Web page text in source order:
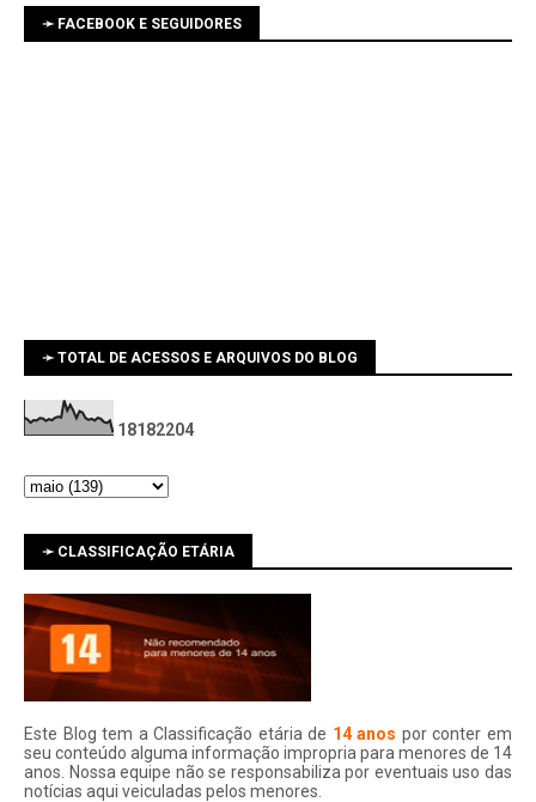
➛ FACEBOOK E SEGUIDORES
➛ TOTAL DE ACESSOS E ARQUIVOS DO BLOG
18182204
➛ CLASSIFICAÇÃO ETÁRIA
Este Blog tem a Classificação etária de 14 anos por conter em
seu conteúdo alguma informação impropria para menores de 14
anos. Nossa equipe não se responsabiliza por eventuais uso das
notí­cias aqui veiculadas pelos menores.